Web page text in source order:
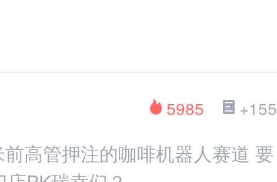
+155
5985
高管押注的咖啡机器人赛道 要